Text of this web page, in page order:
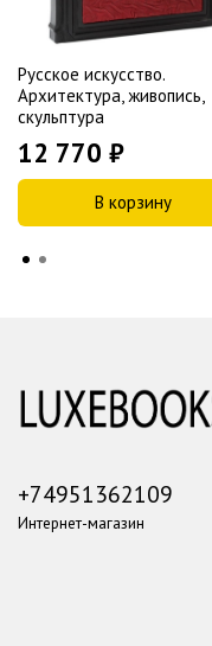
Русское искусство.
Архитектура, живопись,
скульптура
12 770 ₽
В корзину
+74951362109
Интернет-магазин